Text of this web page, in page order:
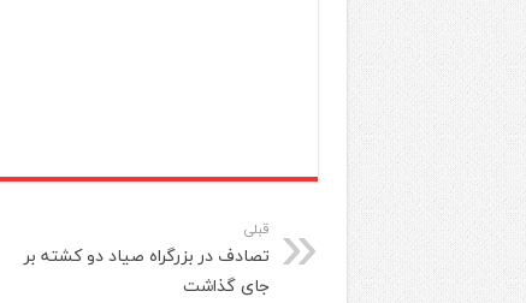
قبلی
تصادف در بزرگراه صیاد دو کشته بر
جای گذاشت